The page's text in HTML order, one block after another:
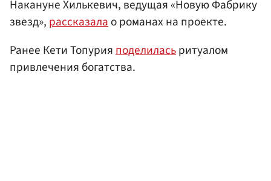
Накануне Хилькевич, ведущая «Новую Фабрику
звезд», рассказалао романах на проекте.
Ранее Кети Топурияподелиласьритуалом
привлечения богатства.